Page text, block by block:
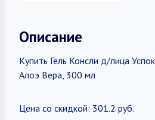
Описание
Купить Гель Консли д/лица
Алоэ Вера, 300 мл
Цена со скидкой: 301.2 руб.